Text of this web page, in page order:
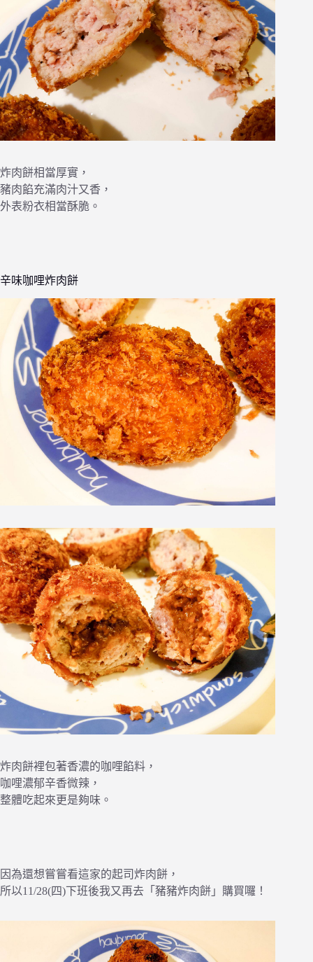
炸肉餅相當厚實，
豬肉餡充滿肉汁又香，
外表粉衣相當酥脆。
辛味咖哩炸肉餅
炸肉餅裡包著香濃的咖哩餡料，
咖哩濃郁辛香微辣，
整體吃起來更是夠味。
因為還想嘗嘗看這家的起司炸肉餅，
所以11/28(四)下班後我又再去「豬豬炸肉餅」購買囉！